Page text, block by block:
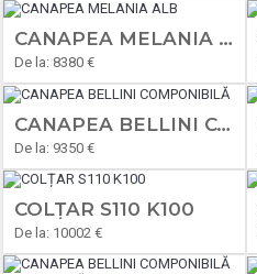
CANAPEA MELANIA ALB
De la: 8380 €
CANAPEA BELLINI COMPONIBILĂ
De la: 9350 €
COLȚAR S110 K100
De la: 10002 €